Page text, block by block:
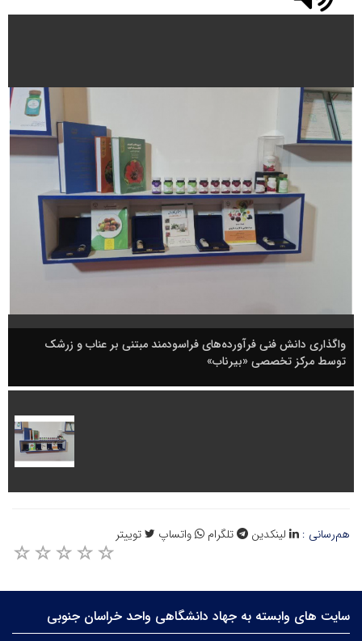
واگذاری دانش فنی فرآورده‌های فراسودمند مبتنی بر عناب و زرشک
توسط مرکز تخصصی «بیرناب»
هم‌رسانی : لینکدین تلگرام واتساپ توییتر
سایت های وابسته به جهاد دانشگاهی واحد خراسان جنوبی